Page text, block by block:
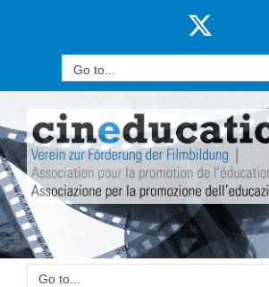
Go to...
Go to...